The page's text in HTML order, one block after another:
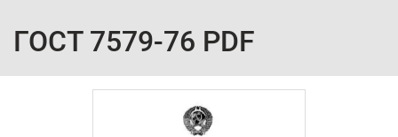
ГОСТ 7579-76 PDF